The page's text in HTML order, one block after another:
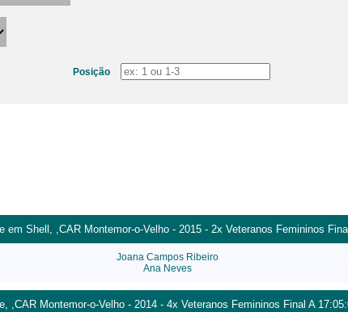
Posição
em Shell, ,CAR Montemor-o-Velho - 2015 - 2x Veteranos Femininos
Joana Campos Ribeiro
Ana Neves
,CAR Montemor-o-Velho - 2014 - 4x Veteranos Femininos Final A